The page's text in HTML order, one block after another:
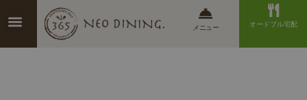
メニュー オードブル宅配